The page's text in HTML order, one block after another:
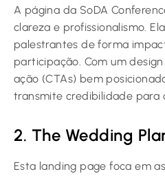
A página da SoDA
clareza e profissionalismo.
palestrantes de forma
participação. Com um
ação (CTAs) bem
transmite credibilidade para
2. The Wedding
Esta landing page foca em